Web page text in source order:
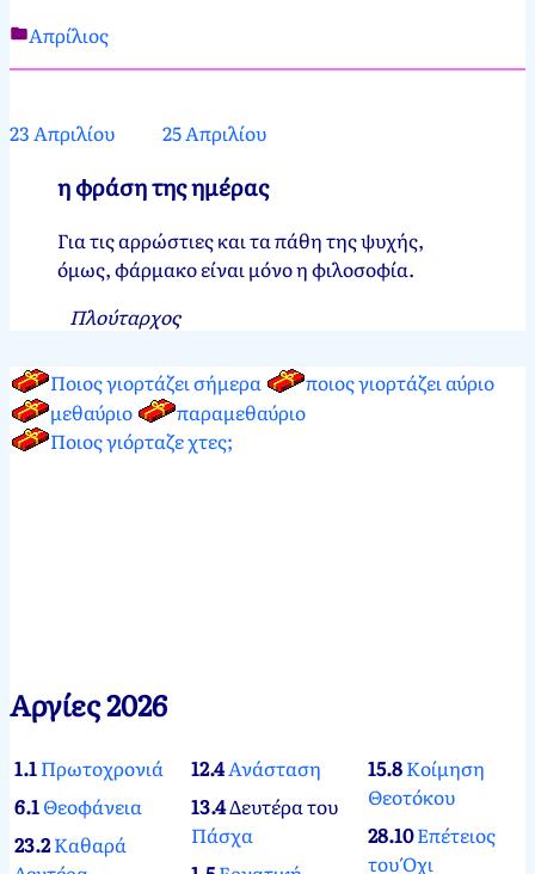
Νεκτάριος
24
2012
Μαρτίου,
Απρίλιος
23 Απριλίου 25 Απριλίου
η φράση της ημέρας
Για τις αρρώστιες και τα πάθη της ψυχής,
όμως, φάρμακο είναι μόνο η φιλοσοφία.
Πλούταρχος
Ποιος γιορτάζει σήμερα
ποιος γιορτάζει αύριο
μεθαύριο
παραμεθαύριο
Ποιος γιόρταζε χτες;
Αργίες 2026
1.1Πρωτοχρονιά
6.1Θεοφάνεια
23.2Καθαρά
12.4Ανάσταση
13.4Δευτέρα του
Πάσχα
15.8Κοίμηση
Θεοτόκου
28.10Επέτειος
του Όχι